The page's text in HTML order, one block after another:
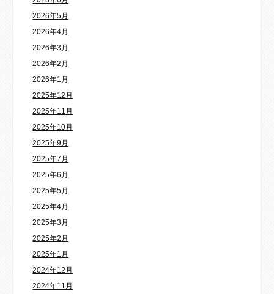
2026年5月
2026年4月
2026年3月
2026年2月
2026年1月
2025年12月
2025年11月
2025年10月
2025年9月
2025年7月
2025年6月
2025年5月
2025年4月
2025年3月
2025年2月
2025年1月
2024年12月
2024年11月